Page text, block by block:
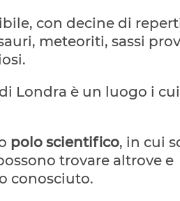
con decine di
meteoriti, sassi
Londra è un luogo i
polo scientifico, in cui
trovare altrove e
conosciuto.